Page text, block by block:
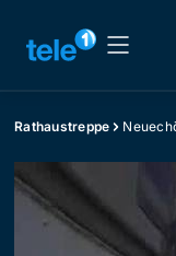
Rathaustreppe